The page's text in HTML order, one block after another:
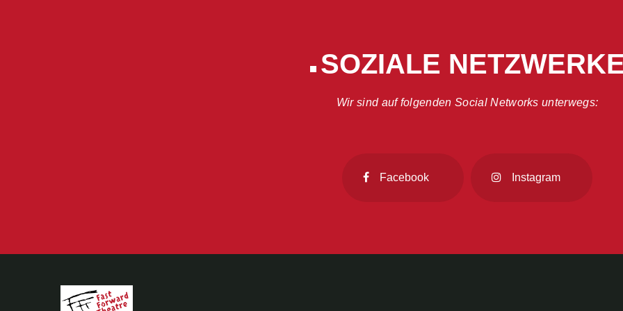
SOZIALE
Wir sind auf folgenden Social Networks unterwegs:
Facebook Instagram